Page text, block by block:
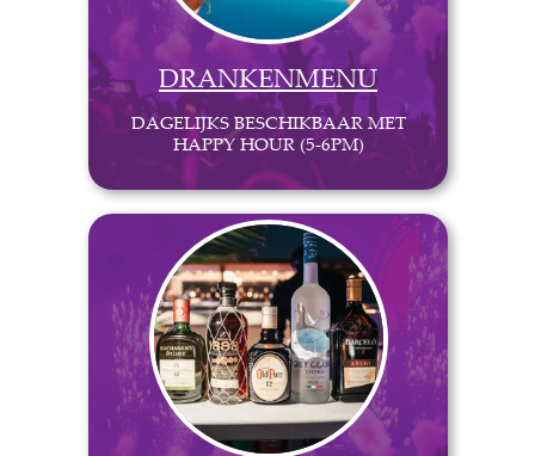
DRANKENMENU
DAGELIJKS BESCHIKBAAR MET
HAPPY HOUR (5-6PM)